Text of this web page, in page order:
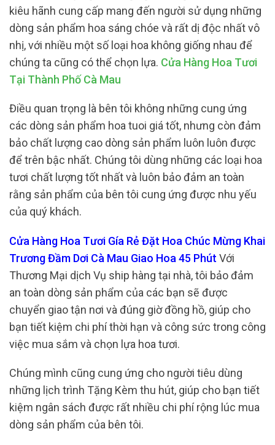
kiêu hãnh cung cấp mang đến người sử dụng những
dòng sản phẩm hoa sáng chóe và rất dị độc nhất vô
nhị, với nhiều một số loại hoa không giống nhau để
chúng ta cũng có thể chọn lựa. Cửa Hàng Hoa Tươi
Tại Thành Phố Cà Mau
Điều quan trọng là bên tôi không những cung ứng
các dòng sản phẩm hoa tuoi giá tốt, nhưng còn đảm
bảo chất lượng cao dòng sản phẩm luôn luôn được
để trên bậc nhất. Chúng tôi dùng những các loại hoa
tươi chất lượng tốt nhất và luôn bảo đảm an toàn
rằng sản phẩm của bên tôi cung ứng được nhu yếu
của quý khách.
Cửa Hàng Hoa Tươi Gía Rẻ Đặt Hoa Chúc Mừng Khai
Trương Đầm Dơi Cà Mau Giao Hoa 45 Phút Với
Thương Mại dịch Vụ ship hàng tại nhà, tôi bảo đảm
an toàn dòng sản phẩm của các bạn sẽ được
chuyển giao tận nơi và đúng giờ đồng hồ, giúp cho
bạn tiết kiệm chi phí thời hạn và công sức trong công
việc mua sắm và chọn lựa hoa tươi.
Chúng mình cũng cung ứng cho người tiêu dùng
những lịch trình Tặng Kèm thu hút, giúp cho bạn tiết
kiệm ngân sách được rất nhiều chi phí rộng lúc mua
dòng sản phẩm của bên tôi.